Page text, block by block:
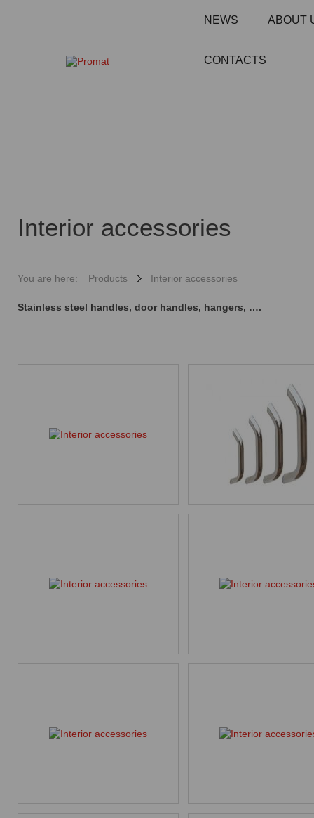
NEWS ABOUT
CONTACTS
Interior accessories
You are here: Products Interior accessories
Stainless steel handles, door handles, hangers, ….